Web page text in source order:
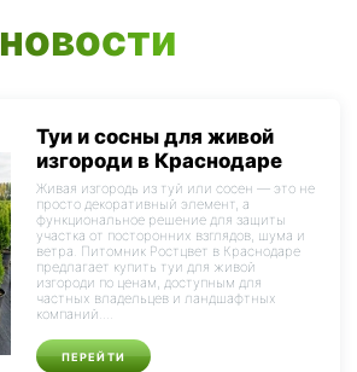
Туи и сосны для живой
изгороди в Краснодаре
Живая изгородь из туй или сосен — это не
просто декоративный элемент, а
функциональное решение для защиты
участка от посторонних взглядов, шума и
ветра. Питомник Ростцвет в Краснодаре
предлагает купить туи для живой
изгороди по ценам, доступным для
частных владельцев и ландшафтных
компаний....
ПЕРЕЙТИ